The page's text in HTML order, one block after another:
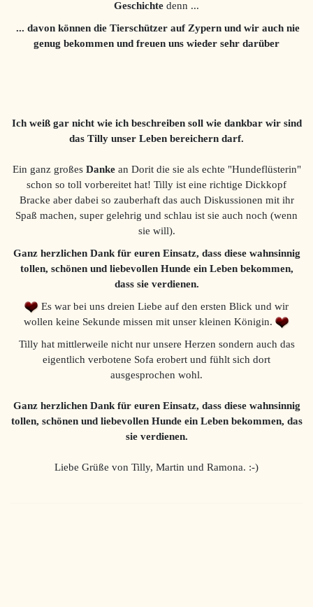
Geschichte denn ...
... davon können die Tierschützer auf Zypern und wir auch nie
genug bekommen und freuen uns wieder sehr darüber
Ich weiß gar nicht wie ich beschreiben soll wie dankbar wir sind
das Tilly unser Leben bereichern darf.
Ein ganz großes Dankean Dorit die sie als echte "Hundeflüsterin"
schon so toll vorbereitet hat! Tilly ist eine richtige Dickkopf
Bracke aber dabei so zauberhaft das auch Diskussionen mit ihr
Spaß machen, super gelehrig und schlau ist sie auch noch (wenn
sie will).
Ganz herzlichen Dank für euren Einsatz, dass diese wahnsinnig
tollen, schönen und liebevollen Hunde ein Leben bekommen,
dass sie verdienen.
Es war bei uns dreien Liebe auf den ersten Blick und wir
wollen keine Sekunde missen mit unser kleinen Königin.
Tilly hat mittlerweile nicht nur unsere Herzen sondern auch das
eigentlich verbotene Sofa erobert und fühlt sich dort
ausgesprochen wohl.
Ganz herzlichen Dank für euren Einsatz, dass diese wahnsinnig
tollen, schönen und liebevollen Hunde ein Leben bekommen, das
sie verdienen.
Liebe Grüße von Tilly, Martin und Ramona. :-)